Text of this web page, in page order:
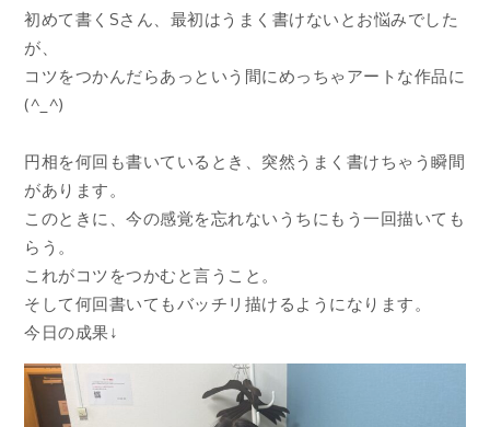
初めて書くSさん、最初はうまく書けないとお悩みでした
が、
コツをつかんだらあっという間にめっちゃアートな作品に
(^_^)
円相を何回も書いているとき、突然うまく書けちゃう瞬間
があります。
このときに、今の感覚を忘れないうちにもう一回描いても
らう。
これがコツをつかむと言うこと。
そして何回書いてもバッチリ描けるようになります。
今日の成果↓